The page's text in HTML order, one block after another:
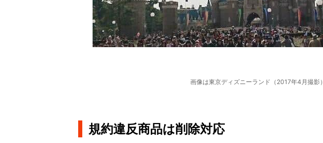
画像は東京ディズニーランド（2017年4月撮影）
規約違反商品は削除対応